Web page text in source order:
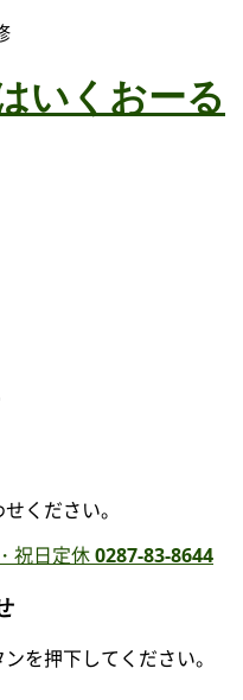
いくおーる
ください。
祝日定休0287-83-8644
を押下してください。